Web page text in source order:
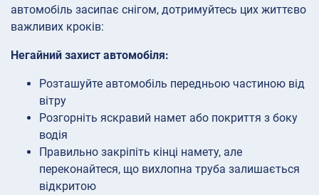
автомобіль засипає снігом, дотримуйтесь цих життєво
важливих кроків:
Негайний захист автомобіля:
Розташуйте автомобіль передньою частиною від
вітру
Розгорніть яскравий намет або покриття з боку
водія
Правильно закріпіть кінці намету, але
переконайтеся, що вихлопна труба залишається
відкритою